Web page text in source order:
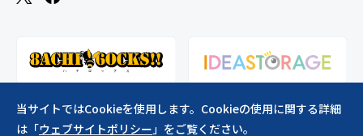
当サイトではCookieを使用します。Cookieの使用に関する詳細
は「ウェブサイトポリシー」をご覧ください。